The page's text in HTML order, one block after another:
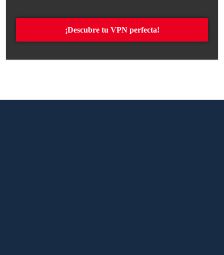
¡Descubre tu VPN perfecta!